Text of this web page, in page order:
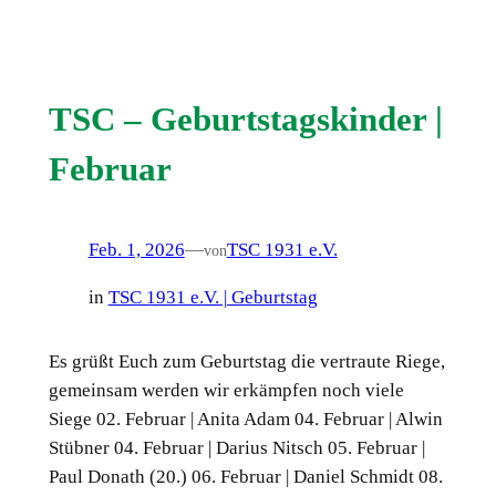
TSC – Geburtstagskinder |
Februar
Feb. 1, 2026—vonTSC 1931 e.V.
in TSC 1931 e.V. | Geburtstag
Es grüßt Euch zum Geburtstag die vertraute Riege,
gemeinsam werden wir erkämpfen noch viele
Siege 02. Februar | Anita Adam 04. Februar | Alwin
Stübner 04. Februar | Darius Nitsch 05. Februar |
Paul Donath (20.) 06. Februar | Daniel Schmidt 08.